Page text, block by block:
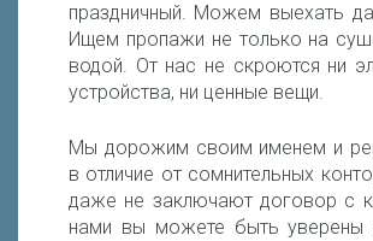
праздничный. Можем выехать
Ищем пропажи не только на
водой. От нас не скроются ни
устройства, ни ценные вещи.
Мы дорожим своим именем и
в отличие от сомнительных
даже не заключают договор с
нами вы можете быть уверены